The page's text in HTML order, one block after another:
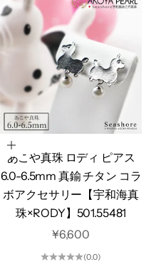
カートに追加
あこや真珠 ロディ ピアス
6.0-6.5mm 真鍮 チタン コラ
ボアクセサリー【宇和海真
珠×RODY】501.55481
セール価格
¥6,600
(0.0)